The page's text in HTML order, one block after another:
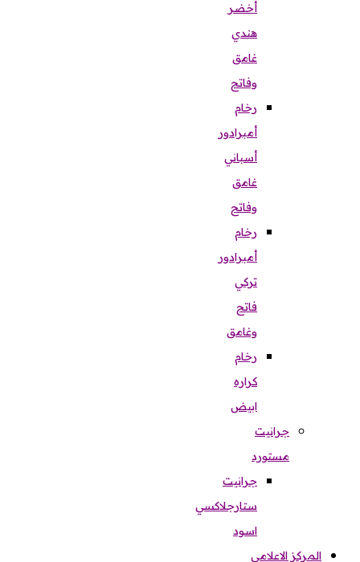
أخضر
هندي
غامق
وفاتح
رخام
أمبرادور
أسباني
غامق
وفاتح
رخام
أمبرادور
تركي
فاتح
وغامق
رخام
كراره
ابيض
جرانيت
مستورد
جرانيت
ستارجلاكسي
اسود
المركز الاعلامي